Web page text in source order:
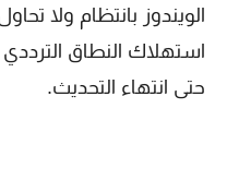
الويندوز بانتظام ولا
استهلاك النطاق
حتى انتهاء التحديث.